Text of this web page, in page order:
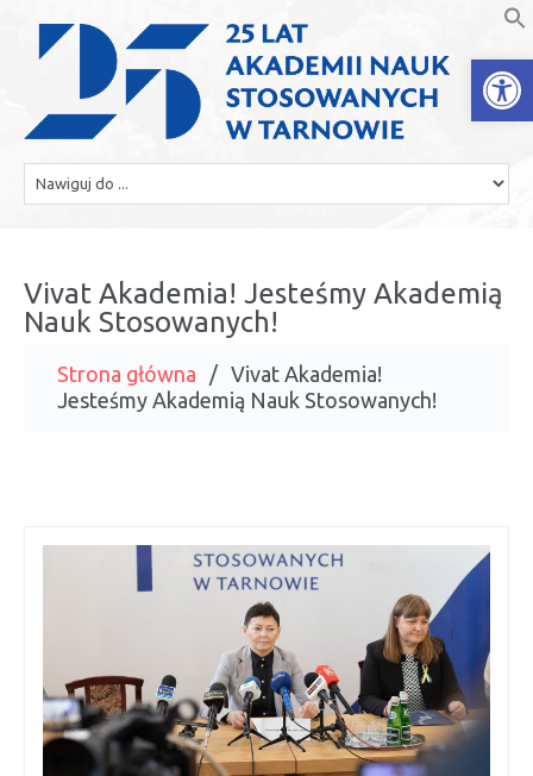
Vivat Akademia! Jesteśmy Akademią
Nauk Stosowanych!
Strona główna
Vivat Akademia!
Jesteśmy Akademią Nauk Stosowanych!